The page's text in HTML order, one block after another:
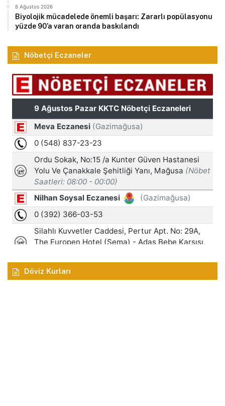
8 Ağustos 2026
Biyolojik mücadelede önemli başarı: Zararlı popülasyonu
yüzde 90’a varan oranda baskılandı
Nöbetçi Eczaneler
Döviz Kurları